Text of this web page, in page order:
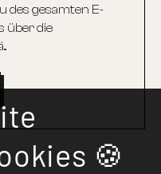
des gesamten E-
über die
🍪